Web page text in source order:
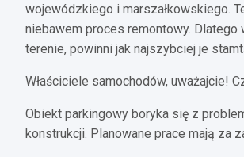
wojewódzkiego i marszałkowskiego.
niebawem proces remontowy.
terenie, powinni jak najszybciej je
Właściciele samochodów, uważajcie!
Obiekt parkingowy boryka się z
konstrukcji. Planowane prace mają za